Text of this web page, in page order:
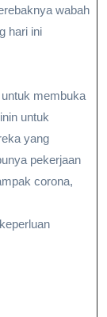
wabah
hari ini
membuka
untuk
yang
pekerjaan
corona,